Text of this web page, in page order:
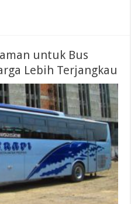
untuk Bus
Lebih Terjangkau